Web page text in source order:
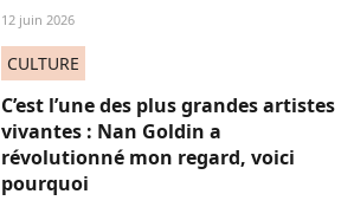
12 juin 2026
CULTURE
C’est l’une des plus grandes artistes
vivantes : Nan Goldin a
révolutionné mon regard, voici
pourquoi